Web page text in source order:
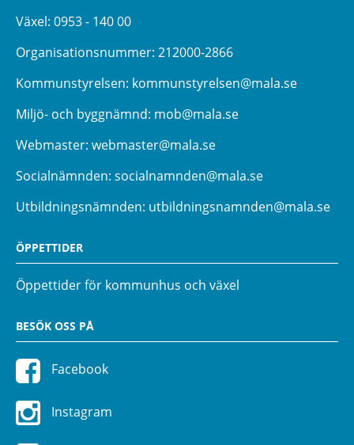
Växel: 0953 - 140 00
Organisationsnummer: 212000-2866
Kommunstyrelsen: kommunstyrelsen@mala.se
Miljö- och byggnämnd: mob@mala.se
Webmaster: webmaster@mala.se
Socialnämnden: socialnamnden@mala.se
Utbildningsnämnden: utbildningsnamnden@mala.se
ÖPPETTIDER
Öppettider för kommunhus och växel
BESÖK OSS PÅ
Facebook
Instagram